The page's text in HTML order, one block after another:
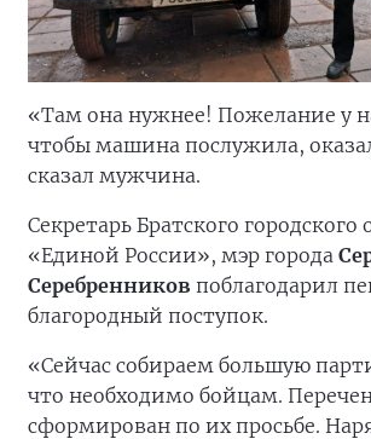
«Там она нужнее! Пожелание у
чтобы машина послужила,
сказал мужчина.
Секретарь Братского городского
«Единой России», мэр города
Серебренников поблагодарил
благородный поступок.
«Сейчас собираем большую
что необходимо бойцам.
сформирован по их просьбе.